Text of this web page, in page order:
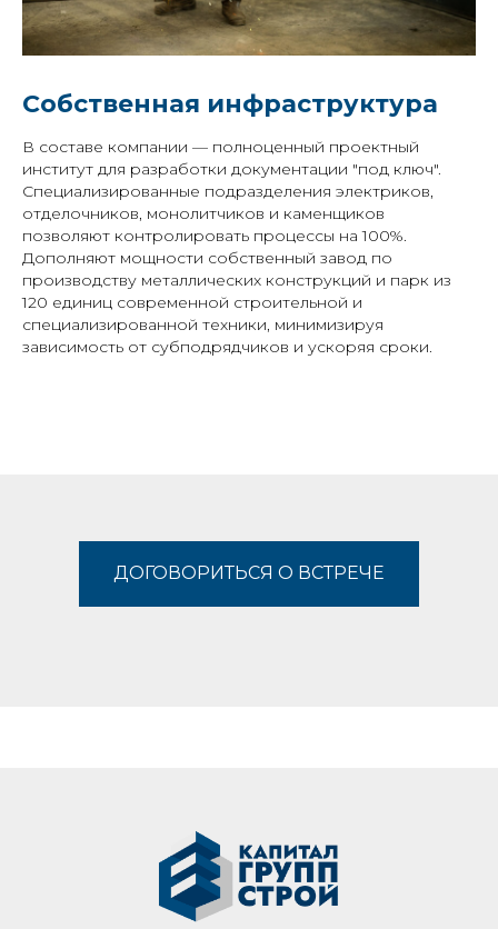
Собственная инфраструктура
В составе компании — полноценный проектный
институт для разработки документации "под ключ".
Специализированные подразделения электриков,
отделочников, монолитчиков и каменщиков
позволяют контролировать процессы на 100%.
Дополняют мощности собственный завод по
производству металлических конструкций и парк из
120 единиц современной строительной и
специализированной техники, минимизируя
зависимость от субподрядчиков и ускоряя сроки.
ДОГОВОРИТЬСЯ О ВСТРЕЧЕ